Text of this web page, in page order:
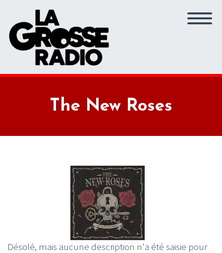
The New Roses
Désolé, mais aucune description n'a été saisie pour